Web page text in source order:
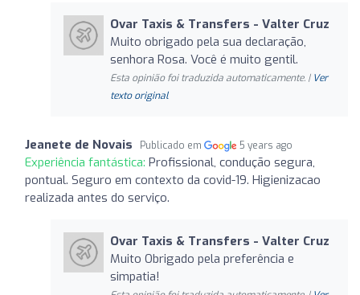
Ovar Taxis & Transfers - Valter Cruz
Muito obrigado pela sua declaração,
senhora Rosa. Você é muito gentil.
Esta opinião foi traduzida automaticamente. | Ver
texto original
Jeanete de Novais Publicado em 5 years ago
Experiência fantástica: Profissional, condução segura,
pontual. Seguro em contexto da covid-19. Higienizacao
realizada antes do serviço.
Ovar Taxis & Transfers - Valter Cruz
Muito Obrigado pela preferência e
simpatia!